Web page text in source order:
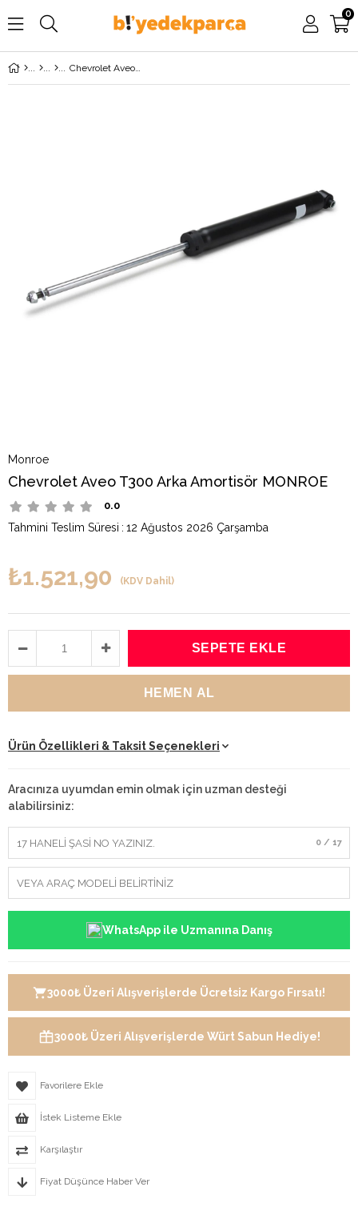
0
Chevrolet Aveo T300 Arka Amortisör MONROE
Monroe
Chevrolet Aveo T300 Arka Amortisör MONROE
0.0
Tahmini Teslim Süresi : 12 Ağustos 2026 Çarşamba
₺1.521,90 (KDV Dahil)
Ürün Özellikleri & Taksit Seçenekleri
Aracınıza uyumdan emin olmak için uzman desteği
alabilirsiniz:
0 / 17
WhatsApp ile Uzmanına Danış
3000₺ Üzeri Alışverişlerde Ücretsiz Kargo Fırsatı!
3000₺ Üzeri Alışverişlerde Würt Sabun Hediye!
Favorilere Ekle
İstek Listeme Ekle
Karşılaştır
Fiyat Düşünce Haber Ver